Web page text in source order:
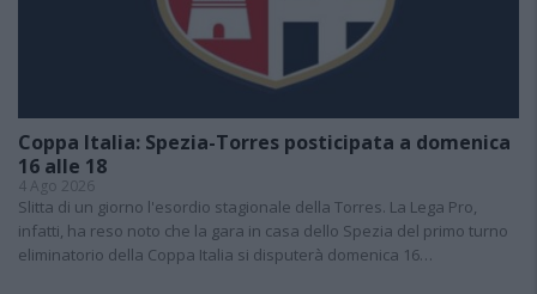
Coppa Italia: Spezia-Torres posticipata a domenica
16 alle 18
4 Ago 2026
Slitta di un giorno l'esordio stagionale della Torres. La Lega Pro,
infatti, ha reso noto che la gara in casa dello Spezia del primo turno
eliminatorio della Coppa Italia si disputerà domenica 16…